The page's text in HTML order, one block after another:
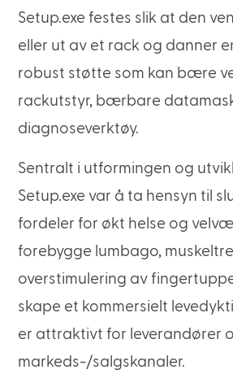
Setup.exe festes slik at den
eller ut av et rack og danner
robust støtte som kan bære
rackutstyr, bærbare
diagnoseverktøy.
Sentralt i utformingen og
Setup.exe var å ta hensyn til
fordeler for økt helse og
forebygge lumbago,
overstimulering av
skape et kommersielt
er attraktivt for leverandører
markeds-/salgskanaler.